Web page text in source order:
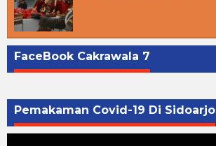
FaceBook Cakrawala 7
Pemakaman Covid-19 Di Sidoarjo